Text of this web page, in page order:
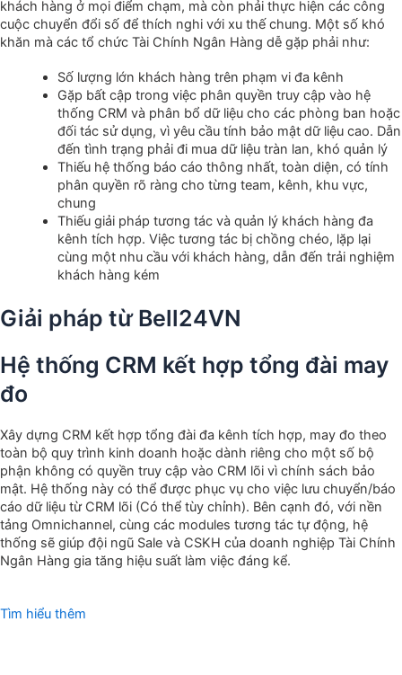
khách hàng ở mọi điểm chạm, mà còn phải thực hiện các công
cuộc chuyển đổi số để thích nghi với xu thế chung. Một số khó
khăn mà các tổ chức Tài Chính Ngân Hàng dễ gặp phải như:
Số lượng lớn khách hàng trên phạm vi đa kênh
Gặp bất cập trong việc phân quyền truy cập vào hệ
thống CRM và phân bổ dữ liệu cho các phòng ban hoặc
đối tác sử dụng, vì yêu cầu tính bảo mật dữ liệu cao. Dẫn
đến tình trạng phải đi mua dữ liệu tràn lan, khó quản lý
Thiếu hệ thống báo cáo thông nhất, toàn diện, có tính
phân quyền rõ ràng cho từng team, kênh, khu vực,
chung
Thiếu giải pháp tương tác và quản lý khách hàng đa
kênh tích hợp. Việc tương tác bị chồng chéo, lặp lại
cùng một nhu cầu với khách hàng, dẫn đến trải nghiệm
khách hàng kém
Giải pháp từ Bell24VN
Hệ thống CRM kết hợp tổng đài may
đo
Xây dựng CRM kết hợp tổng đài đa kênh tích hợp, may đo theo
toàn bộ quy trình kinh doanh hoặc dành riêng cho một số bộ
phận không có quyền truy cập vào CRM lõi vì chính sách bảo
mật. Hệ thống này có thể được phục vụ cho việc lưu chuyển/báo
cáo dữ liệu từ CRM lõi (Có thể tùy chỉnh). Bên cạnh đó, với nền
tảng Omnichannel, cùng các modules tương tác tự động, hệ
thống sẽ giúp đội ngũ Sale và CSKH của doanh nghiệp Tài Chính
Ngân Hàng gia tăng hiệu suất làm việc đáng kể.
Tìm hiểu thêm